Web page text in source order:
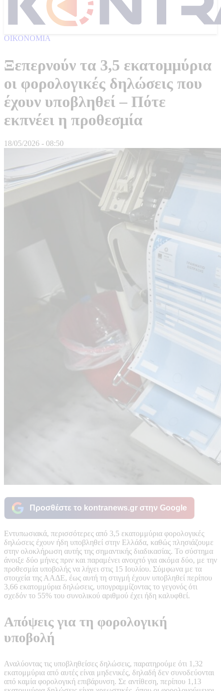
ΟΙΚΟΝΟΜΙΑ
Ξεπερνούν τα 3,5 εκατομμύρια
οι φορολογικές δηλώσεις που
έχουν υποβληθεί – Πότε
εκπνέει η προθεσμία
18/05/2026 - 08:50
Προσθέστε το kontranews.gr στην Google
Εντυπωσιακά, περισσότερες από 3,5 εκατομμύρια φορολογικές
δηλώσεις έχουν ήδη υποβληθεί στην Ελλάδα, καθώς πλησιάζουμε
στην ολοκλήρωση αυτής της σημαντικής διαδικασίας. Το σύστημα
άνοιξε δύο μήνες πριν και παραμένει ανοιχτό για ακόμα δύο, με την
προθεσμία υποβολής να λήγει στις 15 Ιουλίου. Σύμφωνα με τα
στοιχεία της ΑΑΔΕ, έως αυτή τη στιγμή έχουν υποβληθεί περίπου
3,66 εκατομμύρια δηλώσεις, υπογραμμίζοντας το γεγονός ότι
σχεδόν το 55% του συνολικού αριθμού έχει ήδη καλυφθεί.
Απόψεις για τη φορολογική
υποβολή
Αναλύοντας τις υποβληθείσες δηλώσεις, παρατηρούμε ότι 1,32
εκατομμύρια από αυτές είναι μηδενικές, δηλαδή δεν συνοδεύονται
από καμία φορολογική επιβάρυνση. Σε αντίθεση, περίπου 1,13